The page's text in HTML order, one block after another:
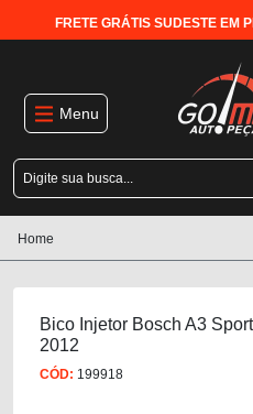
FRETE GRÁTIS SUDESTE EM
Menu
Home
Bico Injetor Bosch A3
2012
CÓD: 199918